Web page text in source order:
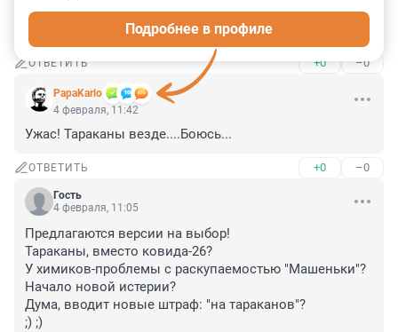
ОТВЕТИТЬ +0 –0
PapaKarlo
Подробнее в профиле
4 февраля, 11:42
Ужас! Тараканы везде....Боюсь...
ОТВЕТИТЬ +0 –0
Гость
4 февраля, 11:05
Предлагаются версии на выбор!
Тараканы, вместо ковида-26?
У химиков-проблемы с раскупаемостью "Машеньки"?
Начало новой истерии?
Дума, вводит новые штраф: "на тараканов"?
;) ;)